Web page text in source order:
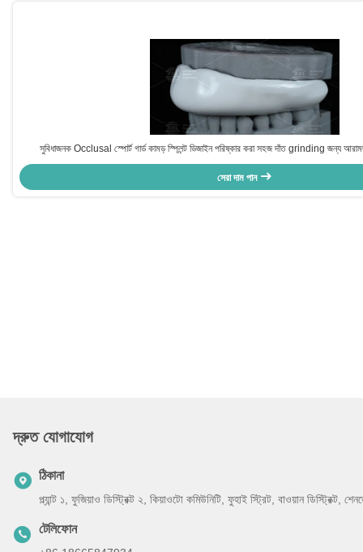
সুবিধাজনক Occlusal স্পোর্ট গার্ড কামড় স্প্লিন্ট ডিজাইন পরিষ্কার করা সহজ দাঁত grinding জন্য
সেরা দাম পান
দ্রুত যোগাযোগ
ঠিকানা
প্ল্যান্ট ১, ফুজিয়াও ডিস্ট্রিক্ট ২, কিয়াওটো কমিউনিটি, ফুহাই স্ট্রিট, বাওয়ান ডিস্ট্রিক্ট,
টেলিফোন